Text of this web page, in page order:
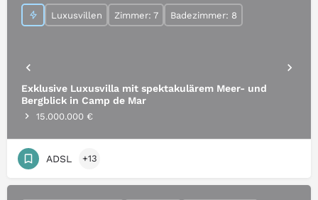
Exklusive Luxusvilla mit spektakulärem Meer- und
Bergblick in Camp de Mar
15.000.000 €
Luxusvillen Zimmer: 7 Badezimmer: 8
ADSL +13